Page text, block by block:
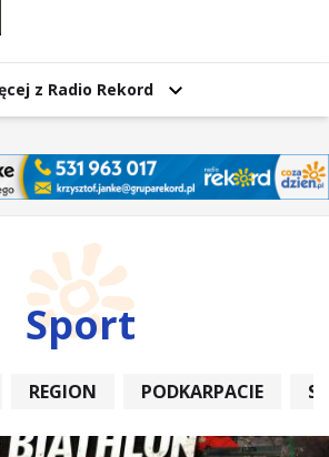
z Radio Rekord
Sport
REGION PODKARPACIE